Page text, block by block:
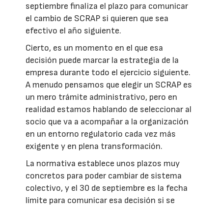
septiembre finaliza el plazo para comunicar
el cambio de SCRAP si quieren que sea
efectivo el año siguiente.
Cierto, es un momento en el que esa
decisión puede marcar la estrategia de la
empresa durante todo el ejercicio siguiente.
A menudo pensamos que elegir un SCRAP es
un mero trámite administrativo, pero en
realidad estamos hablando de seleccionar al
socio que va a acompañar a la organización
en un entorno regulatorio cada vez más
exigente y en plena transformación.
La normativa establece unos plazos muy
concretos para poder cambiar de sistema
colectivo, y el 30 de septiembre es la fecha
límite para comunicar esa decisión si se